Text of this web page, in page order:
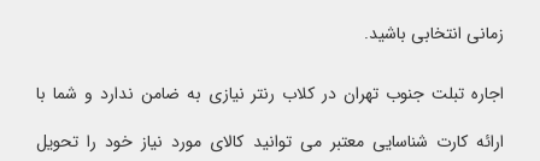
زمانی انتخابی باشید.
اجاره تبلت جنوب تهران در کلاب رنتر نیازی به ضامن ندارد و شما با
ارائه کارت شناسایی معتبر می توانید کالای مورد نیاز خود را تحویل